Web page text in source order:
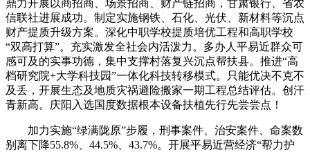
鼎力开展以商招商、场景招商、财产链招商，甘肃银行、省农
信联社进展成功。制定实施钢铁、石化、光伏、新材料等沉点
财产提质升级方案。深化中职学校提质培优工程和高职学校
“双高打算”。充实激发全社会内活泼力。多办人平易近群众可
感可及的实事功德，集中支撑村落复兴沉点帮扶县。推进“高
档研究院+大学科技园”一体化科技转移模式。只能优决不克不
及丢，开展生态及地质灾祸避险搬家一期工程总结评估。创汗
青新高。庆阳入选国度数据根本设备扶植先行先尝尝点！
加力实施“绿满陇原”步履，刑事案件、治安案件、命案数
别离下降55.8%、44.5%、43.7%。开展平易近营经济“帮力护